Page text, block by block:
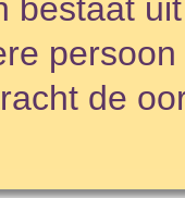
bestaat
persoon
de